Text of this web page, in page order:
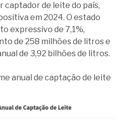
captador de leite do país,
em 2024. O estado
expressivo de 7,1%,
de 258 milhões de litros e
de 3,92 bilhões de litros.
anual de captação de leite